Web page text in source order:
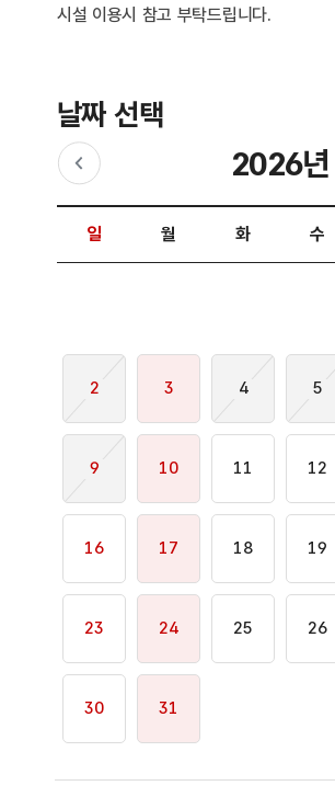
시설 이용시 참고 부탁드립니다.
날짜 선택
이전달 2026
날짜 선택 달력입니다.
일
월 화 수
2 3 4 5
9 10 11 12
16 17 18 19
23 24 25 26
30 31